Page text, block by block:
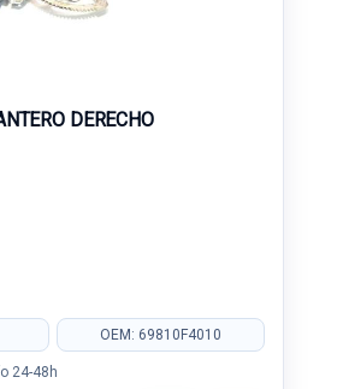
DERECHO
OEM: 69810F4010
24-48h